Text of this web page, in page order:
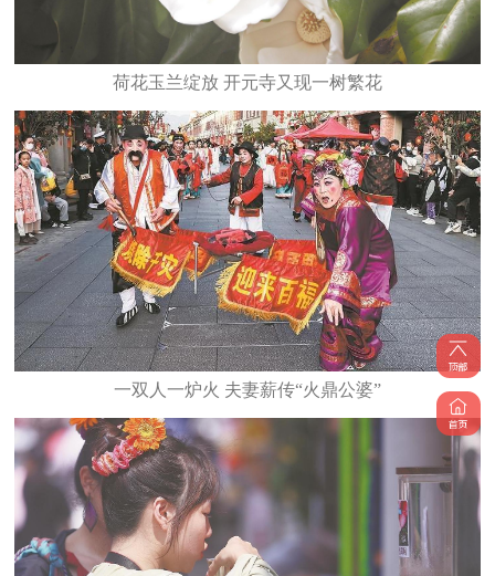
​荷花玉兰绽放 开元寺又现一树繁花
一双人一炉火 夫妻薪传“火鼎公婆”